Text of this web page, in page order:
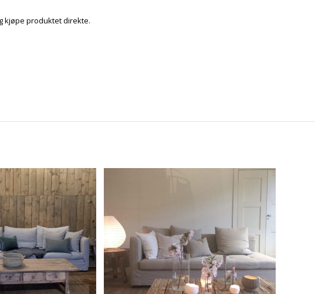
kjøpe produktet direkte.